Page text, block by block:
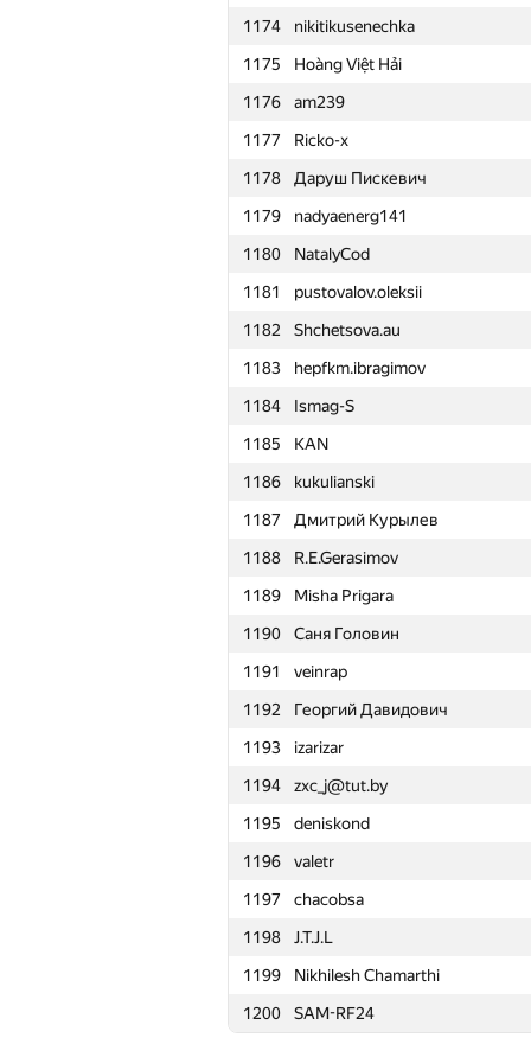
1174
nikitikusenechka
1175
Hoàng Việt Hải
1176
am239
1177
Ricko-x
1178
Даруш Пискевич
1179
nadyaenerg141
1180
NatalyCod
1181
pustovalov.oleksii
1182
Shchetsova.au
1183
hepfkm.ibragimov
1184
Ismag-S
1185
KAN
1186
kukulianski
1187
Дмитрий Курылев
1188
R.E.Gerasimov
1189
Misha Prigara
1190
Саня Головин
1191
veinrap
1192
Георгий Давидович
1193
izarizar
1194
zxc_j@tut.by
1195
deniskond
1196
valetr
1197
chacobsa
1198
J.T.J.L
1199
Nikhilesh Chamarthi
1200
SAM-RF24
1151 hloshkin
1152
MrKaStep
1153
Yufan Huang
1154
vasnikserg
1155
oYASo
1156
geniucos
1157
kogyblack
1158
Александр Гаев
1159
maxymshymon
1160
minhpdn
1161
Lerto1L
1162
verytable
1163
Капитанов Андрей
1164
Marek Sokołowski
1165
daniil.kudryavtseff
1166
KozelkoS
1167
mkovalev34
1168
Алексей Колезнев
1169
mikefraday
1170
wilcot
1171
Гриша Овчинников
1172
Agryosha
1173
i.gasenko91
1174
nikitikusenechka
1175
Hoàng Việt Hải
1176
am239
1177
Ricko-x